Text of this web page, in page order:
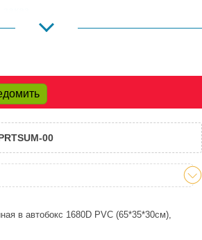
заказ
00
в автобокс 1680D PVC (65*35*30см),